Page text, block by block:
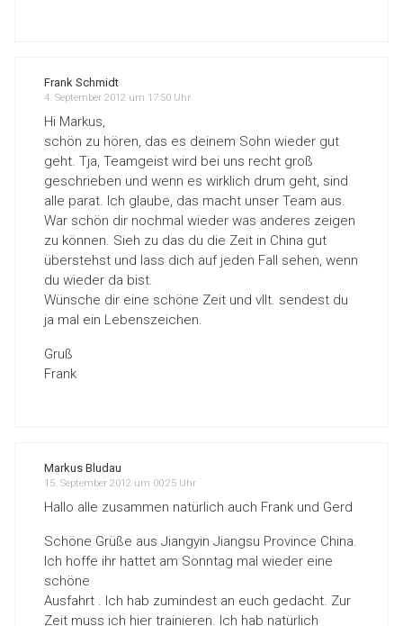
Frank Schmidt
4. September 2012 um 17:50 Uhr
Hi Markus,
schön zu hören, das es deinem Sohn wieder gut
geht. Tja, Teamgeist wird bei uns recht groß
geschrieben und wenn es wirklich drum geht, sind
alle parat. Ich glaube, das macht unser Team aus.
War schön dir nochmal wieder was anderes zeigen
zu können. Sieh zu das du die Zeit in China gut
überstehst und lass dich auf jeden Fall sehen, wenn
du wieder da bist.
Wünsche dir eine schöne Zeit und vllt. sendest du
ja mal ein Lebenszeichen.
Gruß
Frank
Markus Bludau
15. September 2012 um 00:25 Uhr
Hallo alle zusammen natürlich auch Frank und Gerd
Schöne Grüße aus Jiangyin Jiangsu Province China.
Ich hoffe ihr hattet am Sonntag mal wieder eine
schöne
Ausfahrt . Ich hab zumindest an euch gedacht. Zur
Zeit muss ich hier trainieren. Ich hab natürlich